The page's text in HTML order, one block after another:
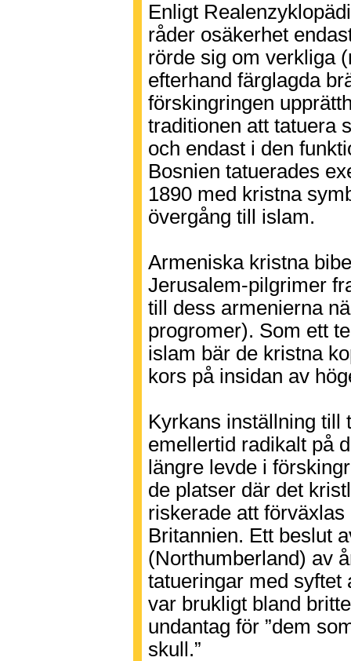
Enligt
råder osäkerhet
rörde sig om verkliga
efterhand färglagda
förskingringen
traditionen att tatuera
och endast i den
Bosnien tatuerades
1890 med kristna
övergång till islam.
Armeniska kristna
Jerusalem-pilgrimer
till dess armenierna
progromer). Som ett
islam bär de kristna
kors på insidan av
Kyrkans inställning till
emellertid radikalt på
längre levde i
de platser där det
riskerade att
Britannien. Ett beslut
(Northumberland) av
tatueringar med syftet
var brukligt bland
undantag för ”dem
skull.”